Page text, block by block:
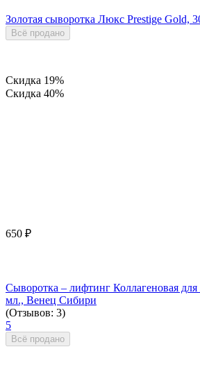
Скидка 19%
Скидка 40%
Золотая сыворотка Люкс Prestige Gold,
Всё продано
650 ₽
Сыворотка – лифтинг Коллагеновая
мл., Венец Сибири
(Отзывов: 3)
5
Всё продано